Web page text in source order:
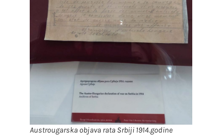
Austrougarska objava rata Srbiji 1914.godine